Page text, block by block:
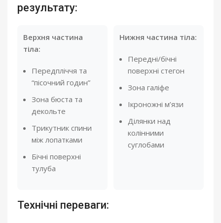
результату:
Верхня частина
тіла:
Передпліччя та
“пісочний годин”
Зона бюста та
декольте
Трикутник спини
між лопатками
Бічні поверхні
тулуба
Нижня частина тіла:
Передні/бічні
поверхні стегон
Зона галіфе
Ікроножні м’язи
Ділянки над
колінними
суглобами
Технічні переваги: